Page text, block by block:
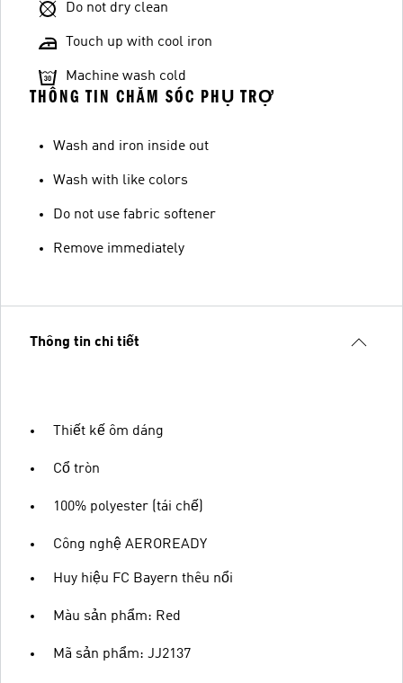
Do not dry clean
Touch up with cool iron
Machine wash cold
THÔNG TIN CHĂM SÓC PHỤ TRỢ
Wash and iron inside out
Wash with like colors
Do not use fabric softener
Remove immediately
Thông tin chi tiết
Thiết kế ôm dáng
Cổ tròn
100% polyester (tái chế)
Công nghệ AEROREADY
Huy hiệu FC Bayern thêu nổi
Màu sản phẩm: Red
Mã sản phẩm: JJ2137